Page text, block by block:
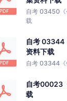
自考 03450《
载
自考 03344
资料下载
自考 03344《
自考00023
载